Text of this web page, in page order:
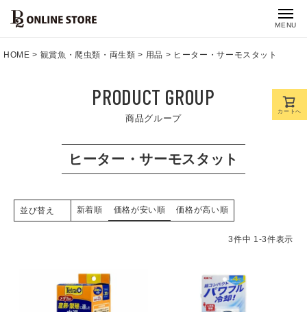
MENU
HOME 観賞魚・爬虫類・両生類 用品 ヒーター・サーモスタット
PRODUCT GROUP
商品グループ
ヒーター・サーモスタット
並び替え 新着順 価格が安い順 価格が高い順
3件中 1-3件表示
カートへ